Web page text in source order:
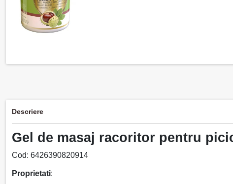
Descriere
Gel de masaj racoritor pentru
Cod: 6426390820914
Proprietati: